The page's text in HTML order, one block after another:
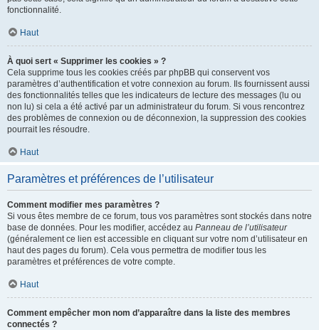
fonctionnalité.
Haut
À quoi sert « Supprimer les cookies » ?
Cela supprime tous les cookies créés par phpBB qui conservent vos
paramètres d’authentification et votre connexion au forum. Ils fournissent aussi
des fonctionnalités telles que les indicateurs de lecture des messages (lu ou
non lu) si cela a été activé par un administrateur du forum. Si vous rencontrez
des problèmes de connexion ou de déconnexion, la suppression des cookies
pourrait les résoudre.
Haut
Paramètres et préférences de l’utilisateur
Comment modifier mes paramètres ?
Si vous êtes membre de ce forum, tous vos paramètres sont stockés dans notre
base de données. Pour les modifier, accédez au Panneau de l’utilisateur
(généralement ce lien est accessible en cliquant sur votre nom d’utilisateur en
haut des pages du forum). Cela vous permettra de modifier tous les
paramètres et préférences de votre compte.
Haut
Comment empêcher mon nom d’apparaître dans la liste des membres
connectés ?